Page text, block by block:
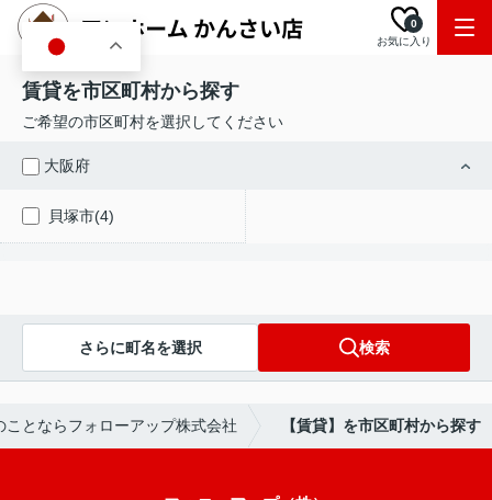
お気に入り
0
賃貸を市区町村から探す
ご希望の市区町村を選択してください
大阪府
貝塚市(4)
さらに町名を選択 検索
ことならフォローアップ株式会社 【賃貸】を市区町村から探す